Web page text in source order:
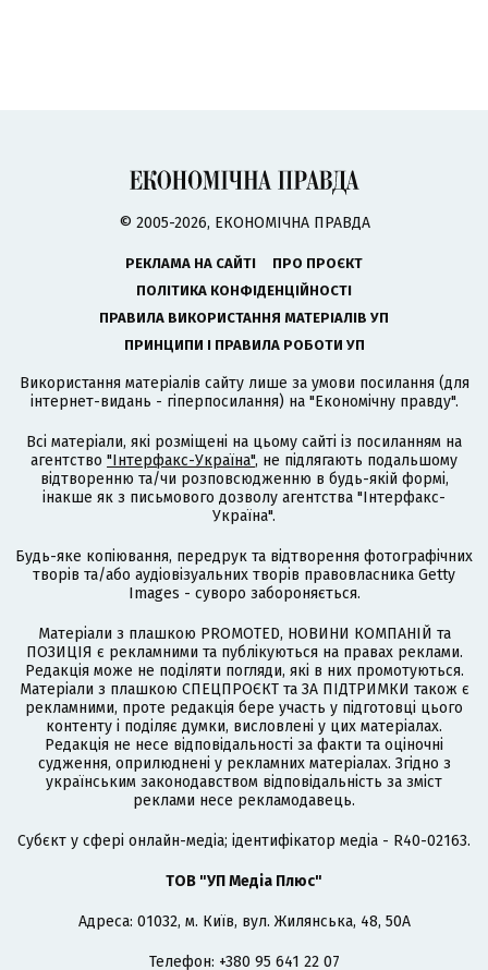
© 2005-2026, ЕКОНОМІЧНА ПРАВДА
РЕКЛАМА НА САЙТІ
ПРО ПРОЄКТ
ПОЛІТИКА КОНФІДЕНЦІЙНОСТІ
ПРАВИЛА ВИКОРИСТАННЯ МАТЕРІАЛІВ УП
ПРИНЦИПИ І ПРАВИЛА РОБОТИ УП
Використання матеріалів сайту лише за умови посилання (для
інтернет-видань - гіперпосилання) на "Економічну правду".
Всі матеріали, які розміщені на цьому сайті із посиланням на
агентство "Інтерфакс-Україна", не підлягають подальшому
відтворенню та/чи розповсюдженню в будь-якій формі,
інакше як з письмового дозволу агентства "Інтерфакс-
Україна".
Будь-яке копіювання, передрук та відтворення фотографічних
творів та/або аудіовізуальних творів правовласника Getty
Images - суворо забороняється.
Матеріали з плашкою PROMOTED, НОВИНИ КОМПАНІЙ та
ПОЗИЦІЯ є рекламними та публікуються на правах реклами.
Редакція може не поділяти погляди, які в них промотуються.
Матеріали з плашкою СПЕЦПРОЄКТ та ЗА ПІДТРИМКИ також є
рекламними, проте редакція бере участь у підготовці цього
контенту і поділяє думки, висловлені у цих матеріалах.
Редакція не несе відповідальності за факти та оціночні
судження, оприлюднені у рекламних матеріалах. Згідно з
українським законодавством відповідальність за зміст
реклами несе рекламодавець.
Cубєкт у сфері онлайн-медіа; ідентифікатор медіа - R40-02163.
ТОВ "УП Медіа Плюс"
Адреса: 01032, м. Київ, вул. Жилянська, 48, 50А
Телефон: +380 95 641 22 07